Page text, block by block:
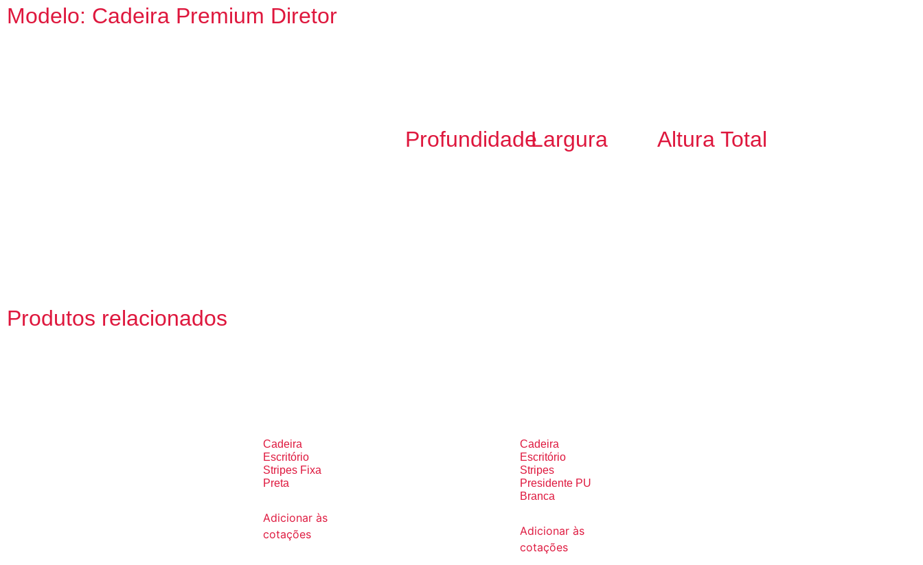
Modelo: Cadeira Premium Diretor
ProfundidadeLargura Altura Total
Produtos relacionados
Cadeira
Escritório
Stripes Fixa
Preta
Adicionar às
cotações
Cadeira
Escritório
Stripes
Presidente PU
Branca
Adicionar às
cotações